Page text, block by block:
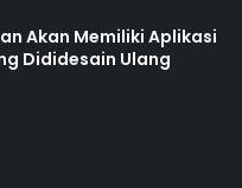
Akan Memiliki Aplikasi
Dididesain Ulang